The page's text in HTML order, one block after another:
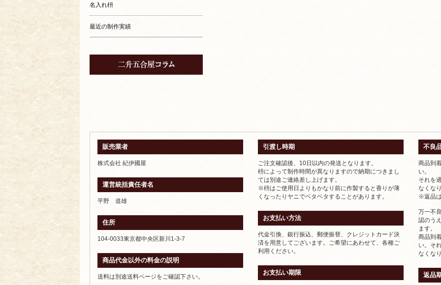
名入れ枡
最近の制作実績
販売業者
株式会社 紀伊國屋
運営統括責任者名
平野 道雄
住所
104-0033東京都中央区新川1-3-7
商品代金以外の料金の説明
送料は別途送料ページをご確認下さい。
引渡し時期
ご注文確認後、10日以内の発送となります。
枡によって制作時間が異なりますので納期につきまし
ては別途ご連絡差し上げます。
※枡はご使用日よりもかなり前に作製すると香りが薄
くなったりヤニでベタベタすることがあります。
お支払い方法
代金引換、銀行振込、郵便振替、クレジットカード決
済を用意してございます。ご希望にあわせて、各種ご
利用ください。
お支払い期限
不良
商品到
い。
それを
なくな
※返品
万一不
認のう
ます。
商品到
い。そ
なくな
返品